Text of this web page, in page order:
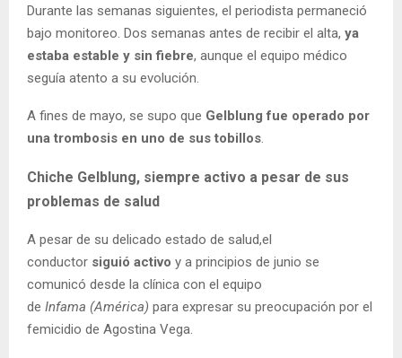
Durante las semanas siguientes, el periodista permaneció
bajo monitoreo. Dos semanas antes de recibir el alta, ya
estaba estable y sin fiebre, aunque el equipo médico
seguía atento a su evolución.
A fines de mayo, se supo que Gelblung fue operado por
una trombosis en uno de sus tobillos.
Chiche Gelblung, siempre activo a pesar de sus
problemas de salud
A pesar de su delicado estado de salud,el
conductor siguió activo y a principios de junio se
comunicó desde la clínica con el equipo
de Infama (América) para expresar su preocupación por el
femicidio de Agostina Vega.